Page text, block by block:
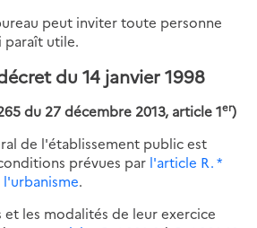
peut inviter toute personne
utile.
du 14 janvier 1998
du 27 décembre 2013, article 1er)
de l'établissement public est
prévues par l'article R. *
.
et les modalités de leur exercice